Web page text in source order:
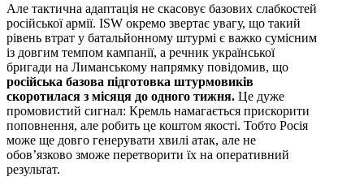
Але тактична адаптація не скасовує базових слабкостей
російської армії. ISW окремо звертає увагу, що такий
рівень втрат у батальйонному штурмі є важко сумісним
із довгим темпом кампанії, а речник української
бригади на Лиманському напрямку повідомив, що
російська базова підготовка штурмовиків
скоротилася з місяця до одного тижня. Це дуже
промовистий сигнал: Кремль намагається прискорити
поповнення, але робить це коштом якості. Тобто Росія
може ще довго генерувати хвилі атак, але не
обов’язково зможе перетворити їх на оперативний
результат.